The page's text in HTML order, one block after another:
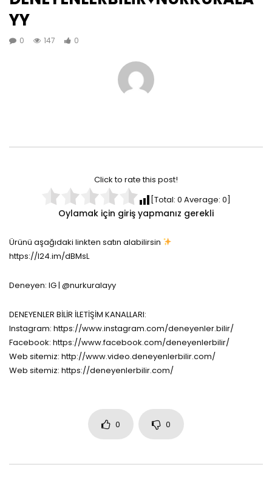
YY
0 147 0
Click to rate this post!
[Total: 0 Average: 0]
Oylamak için giriş yapmanız gerekli
Ürünü aşağıdaki linkten satın alabilirsin
https://l24.im/dBMsL
Deneyen: IG | @nurkuralayy
DENEYENLER BİLİR İLETİŞİM KANALLARI:
Instagram: https://www.instagram.com/deneyenler.bilir/
Facebook: https://www.facebook.com/deneyenlerbilir/
Web sitemiz: http://www.video.deneyenlerbilir.com/
Web sitemiz: https://deneyenlerbilir.com/
0 0